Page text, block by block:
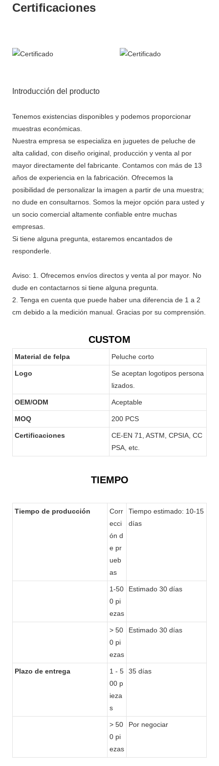
Certificaciones
Introducción del producto
Tenemos existencias disponibles y podemos proporcionar
muestras económicas.
Nuestra empresa se especializa en juguetes de peluche de
alta calidad, con diseño original, producción y venta al por
mayor directamente del fabricante. Contamos con más de 13
años de experiencia en la fabricación. Ofrecemos la
posibilidad de personalizar la imagen a partir de una muestra;
no dude en consultarnos. Somos la mejor opción para usted y
un socio comercial altamente confiable entre muchas
empresas.
Si tiene alguna pregunta, estaremos encantados de
responderle.
Aviso: 1. Ofrecemos envíos directos y venta al por mayor. No
dude en contactarnos si tiene alguna pregunta.
2. Tenga en cuenta que puede haber una diferencia de 1 a 2
cm debido a la medición manual. Gracias por su comprensión.
CUSTOM
Material de felpa Peluche corto
Logo
Se aceptan logotipos persona
lizados.
OEM/ODM Aceptable
MOQ 200 PCS
Certificaciones
CE-EN 71, ASTM, CPSIA, CC
PSA, etc.
TIEMPO
Tiempo de producción
Corr
ecci
ón d
e pr
ueb
as
Tiempo estimado: 10-15
días
1-50
0 pi
ezas
Estimado 30 días
> 50
0 pi
ezas
Estimado 30 días
Plazo de entrega
1 - 5
00 p
ieza
s
35 días
> 50
0 pi
ezas
Por negociar